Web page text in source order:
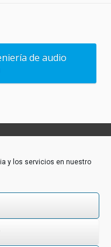
y los servicios en nuestro
de audio